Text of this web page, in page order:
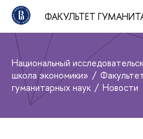
ФАКУЛЬТЕТ
Национальный
школа экономики»
гуманитарных наук
Новости